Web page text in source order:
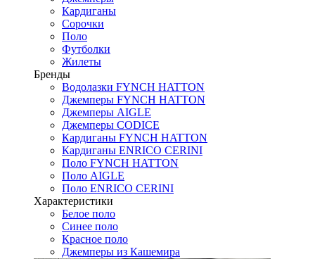
Кардиганы
Сорочки
Поло
Футболки
Жилеты
Бренды
Водолазки FYNCH HATTON
Джемперы FYNCH HATTON
Джемперы AIGLE
Джемперы CODICE
Кардиганы FYNCH HATTON
Кардиганы ENRICO CERINI
Поло FYNCH HATTON
Поло AIGLE
Поло ENRICO CERINI
Характеристики
Белое поло
Синее поло
Красное поло
Джемперы из Кашемира